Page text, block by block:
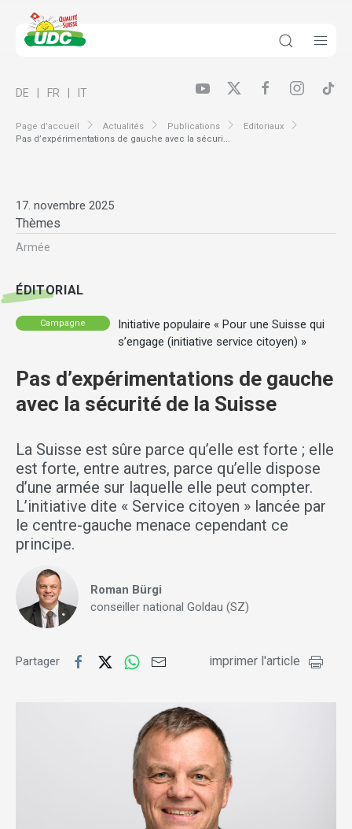
Page d’accueil Actualités Publications
Editoriaux
Pas d’expérimentations de gauche avec la sécuri...
DE FR IT
17. novembre 2025
Thèmes
Armée
ÉDITORIAL
Campagne
Initiative populaire « Pour une Suisse qui
s’engage (initiative service citoyen) »
Pas d’expérimentations de gauche
avec la sécurité de la Suisse
La Suisse est sûre parce qu’elle est forte ; elle
est forte, entre autres, parce qu’elle dispose
d’une armée sur laquelle elle peut compter.
L’initiative dite « Service citoyen » lancée par
le centre-gauche menace cependant ce
principe.
Roman Bürgi
conseiller national Goldau (SZ)
Partager imprimer l'article